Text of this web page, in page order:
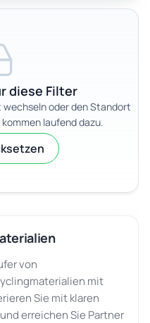
diese Filter
oder den Standort
laufend dazu.
von
mit
Sie mit klaren
erreichen Sie Partner